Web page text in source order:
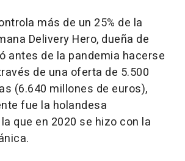
más de un 25% de la
Delivery Hero, dueña de
antes de la pandemia hacerse
de una oferta de 5.500
(6.640 millones de euros),
fue la holandesa
que en 2020 se hizo con la